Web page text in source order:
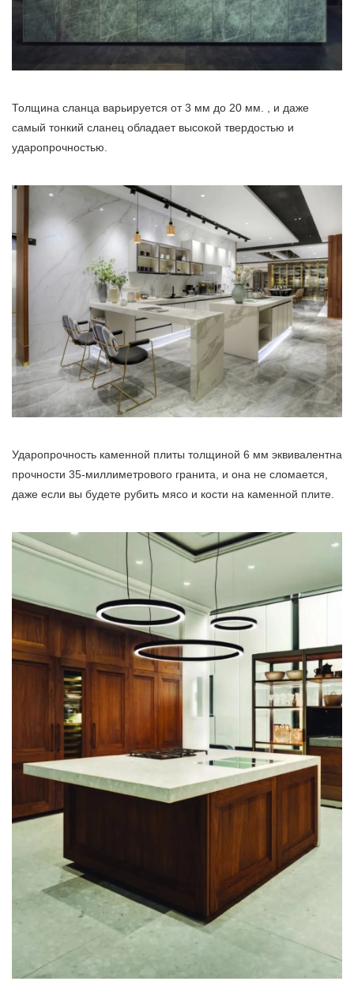
Толщина сланца варьируется от 3 мм до 20 мм. , и даже
самый тонкий сланец обладает высокой твердостью и
ударопрочностью.
Ударопрочность каменной плиты толщиной 6 мм эквивалентна
прочности 35-миллиметрового гранита, и она не сломается,
даже если вы будете рубить мясо и кости на каменной плите.